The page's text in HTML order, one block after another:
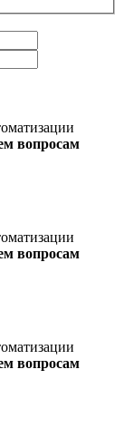
вопросам
вопросам
вопросам